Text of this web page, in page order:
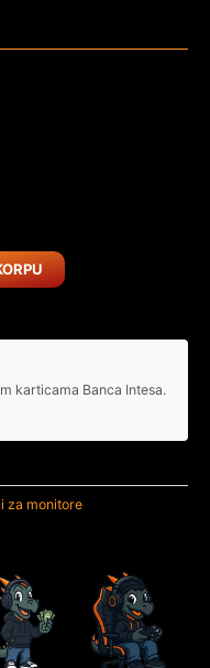
karticama Banca Intesa.
za monitore